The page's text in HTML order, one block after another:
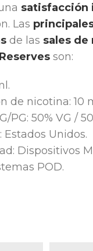
satisfacción
Las
de las sales
son:
de nicotina: 10
PG: 50% VG /
Estados Unidos.
Dispositivos
POD.